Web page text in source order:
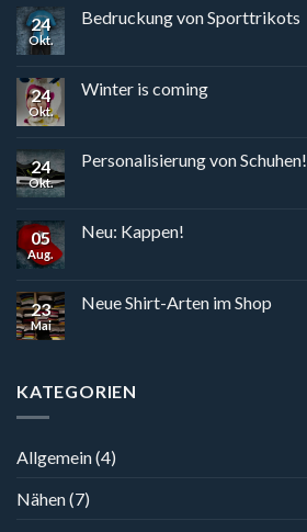
24
Okt.
Bedruckung von Sporttrikots
24
Okt.
Winter is coming
24
Okt.
Personalisierung von Schuhen!
05
Aug.
Neu: Kappen!
23
Mai
Neue Shirt-Arten im Shop
KATEGORIEN
Allgemein(4)
Nähen(7)